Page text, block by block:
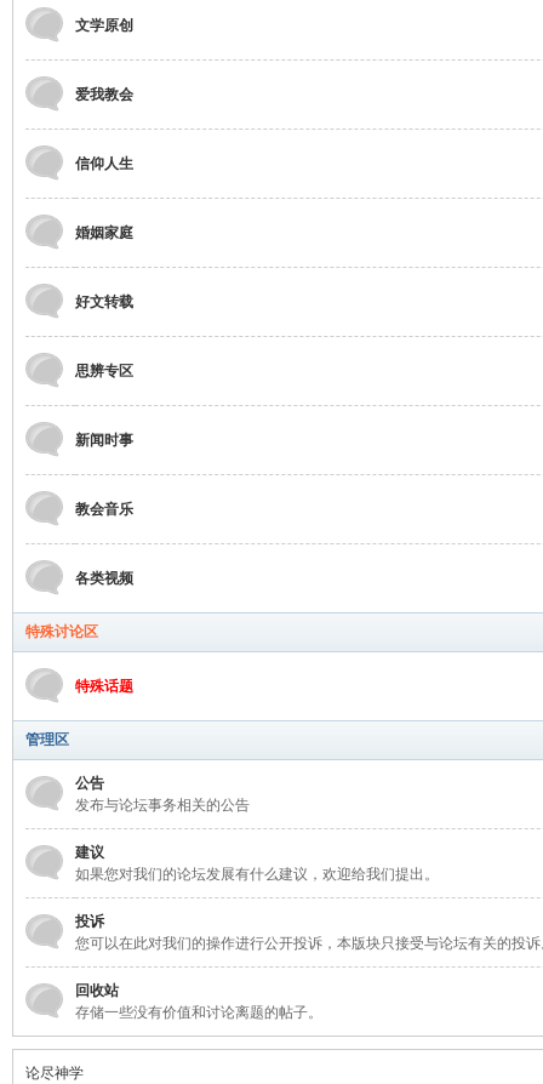
文学原创
爱我教会
信仰人生
婚姻家庭
好文转载
思辨专区
新闻时事
教会音乐
各类视频
特殊讨论区
特殊话题
管理区
公告
发布与论坛事务相关的公告
建议
如果您对我们的论坛发展有什么建议，欢迎给我们提出。
投诉
您可以在此对我们的操作进行公开投诉，本版块只接受与论坛有关的投
回收站
存储一些没有价值和讨论离题的帖子。
论尽神学